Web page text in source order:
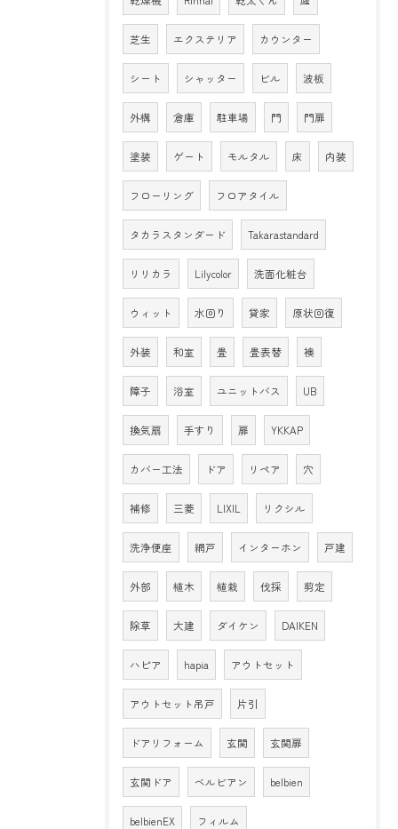
芝生 エクステリア カウンター
シート シャッター ビル 波板
外構 倉庫 駐車場 門 門扉
塗装 ゲート モルタル 床 内装
フローリング フロアタイル
タカラスタンダード Takarastandard
リリカラ Lilycolor 洗面化粧台
ウィット 水回り 貸家 原状回復
外装 和室 畳 畳表替 襖
障子 浴室 ユニットバス UB
換気扇 手すり 扉 YKKAP
カバー工法 ドア リペア 穴
補修 三菱 LIXIL リクシル
洗浄便座 網戸 インターホン 戸建
外部 植木 植栽 伐採 剪定
除草 大建 ダイケン DAIKEN
ハピア hapia アウトセット
アウトセット吊戸 片引
ドアリフォーム 玄関 玄関扉
玄関ドア ベルビアン belbien
belbienEX フィルム